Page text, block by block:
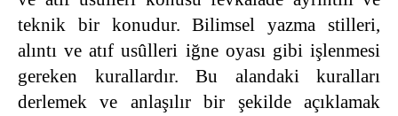
teknik bir konudur. Bilimsel yazma stilleri,
alıntı ve atıf usûlleri iğne oyası gibi işlenmesi
gereken kurallardır. Bu alandaki kuralları
derlemek ve anlaşılır bir şekilde açıklamak